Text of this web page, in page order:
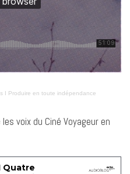
I Produire en toute indépendance
voix du Ciné Voyageur en